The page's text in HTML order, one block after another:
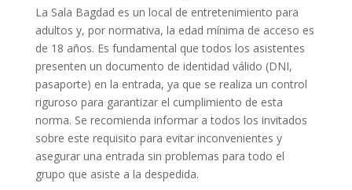
La Sala Bagdad es un local de entretenimiento para
adultos y, por normativa, la edad mínima de acceso es
de 18 años. Es fundamental que todos los asistentes
presenten un documento de identidad válido (DNI,
pasaporte) en la entrada, ya que se realiza un control
riguroso para garantizar el cumplimiento de esta
norma. Se recomienda informar a todos los invitados
sobre este requisito para evitar inconvenientes y
asegurar una entrada sin problemas para todo el
grupo que asiste a la despedida.